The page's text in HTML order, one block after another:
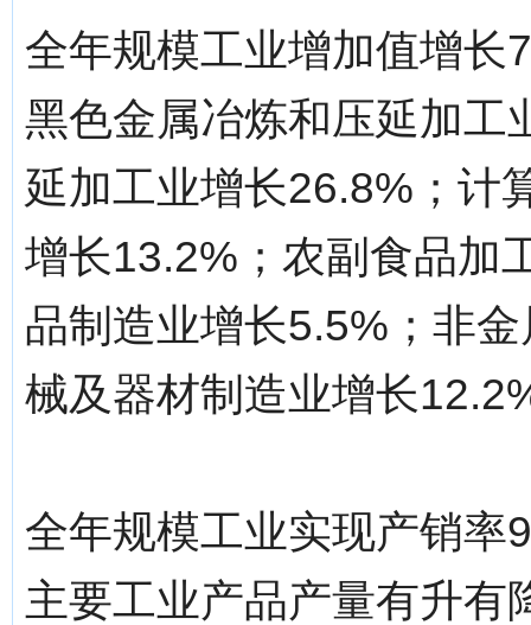
全年规模工业增加值增长
黑色金属冶炼和压延加工
延加工业增长26.8%；计
增长13.2%；农副食品加
品制造业增长5.5%；非
械及器材制造业增长
全年规模工业实现产销率
主要工业产品产量有升有